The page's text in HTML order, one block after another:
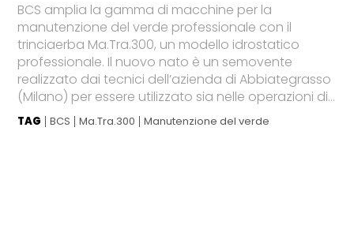
BCS amplia la gamma di macchine per la
manutenzione del verde professionale con il
trinciaerba Ma.Tra.300, un modello idrostatico
professionale. Il nuovo nato è un semovente
realizzato dai tecnici dell’azienda di Abbiategrasso
(Milano) per essere utilizzato sia nelle operazioni di...
TAG BCS Ma.Tra.300 Manutenzione del verde